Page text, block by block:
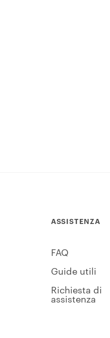
ASSISTENZA
FAQ
Guide utili
Richiesta di
assistenza